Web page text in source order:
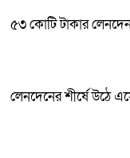
৫৩ কোটি টাকার লেনদেন
লেনদেনের শীর্ষে উঠে